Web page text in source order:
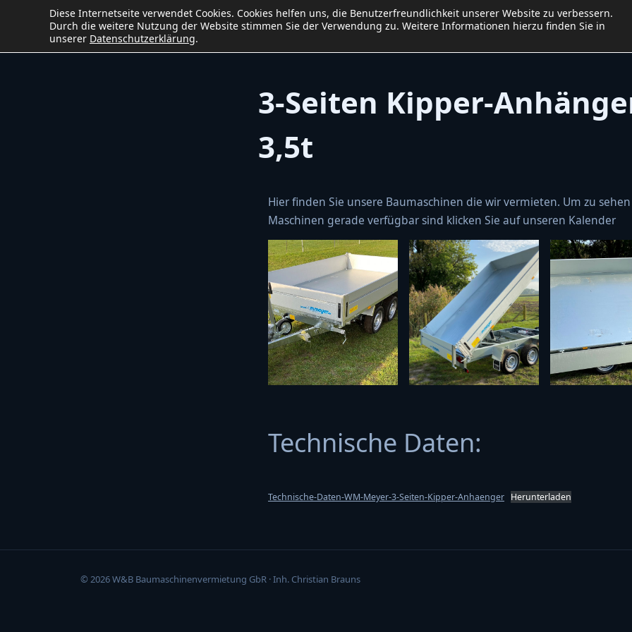
W&BBaumaschinenservice HomeBaumaschinenPreislisteKalenderKontakt
Impressum
3-Seiten Kipper-
3,5t
Hier finden Sie unsere Baumaschinen die wir vermieten. Um zu
Maschinen gerade verfügbar sind klicken Sie auf unseren Kalender
Technische Daten:
Technische-Daten-WM-Meyer-3-Seiten-Kipper-Anhaenger Herunterladen
© 2026 W&B Baumaschinenvermietung GbR · Inh. Christian Brauns
Diese Internetseite verwendet Cookies. Cookies helfen uns, die Benutzerfreundlichkeit unserer Website zu verbessern.
Durch die weitere Nutzung der Website stimmen Sie der Verwendung zu. Weitere Informationen hierzu finden Sie in
unserer Datenschutzerklärung.